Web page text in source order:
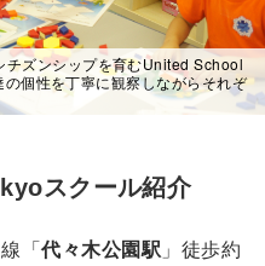
チズンシップを育むUnited School
個性を丁寧に観察しながらそれぞ
スクール紹介
「代々木公園駅 」徒歩約